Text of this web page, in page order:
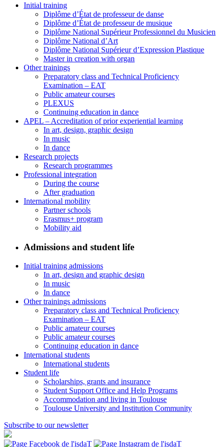
Initial training
Diplôme d’État de professeur de danse
Diplôme d’État de professeur de musique
Diplôme National Supérieur Professionnel du Musicien
Diplôme National d’Art
Diplôme National Supérieur d’Expression Plastique
Master in creation with organ
Other trainings
Preparatory class and Technical Proficiency
Examination – EAT
Public amateur courses
PLEXUS
Continuing education in dance
APEL – Accreditation of prior experiential learning
In art, design, graphic design
In music
In dance
Research projects
Research programmes
Professional integration
During the course
After graduation
International mobility
Partner schools
Erasmus+ program
Mobility aid
Admissions and student life
Initial training admissions
In art, design and graphic design
In music
In dance
Other trainings admissions
Preparatory class and Technical Proficiency
Examination – EAT
Public amateur courses
Public amateur courses
Continuing education in dance
International students
International students
Student life
Scholarships, grants and insurance
Student Support Office and Help Programs
Accommodation and living in Toulouse
Toulouse University and Institution Community
Subscribe to our newsletter